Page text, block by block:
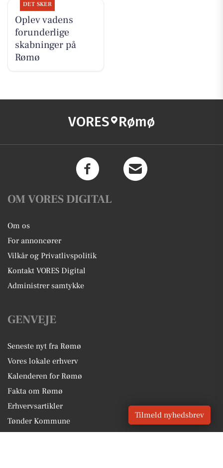
DET SKER
Oplev vadens
forunderlige
skabninger på
Rømø
VORES Rømø
OM VORES DIGITAL
Om os
For annoncører
Vilkår og Privatlivspolitik
Kontakt VORES Digital
Administrer samtykke
GENVEJE
Seneste nyt fra Rømø
Vores lokale erhverv
Kalenderen for Rømø
Fakta om Rømø
Erhvervsartikler
Tønder Kommune
Tilmeld nyhedsbrev